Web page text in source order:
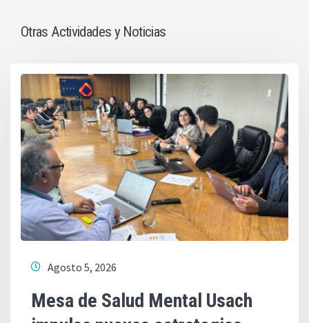
Otras Actividades y Noticias
Agosto 5, 2026
Mesa de Salud Mental Usach